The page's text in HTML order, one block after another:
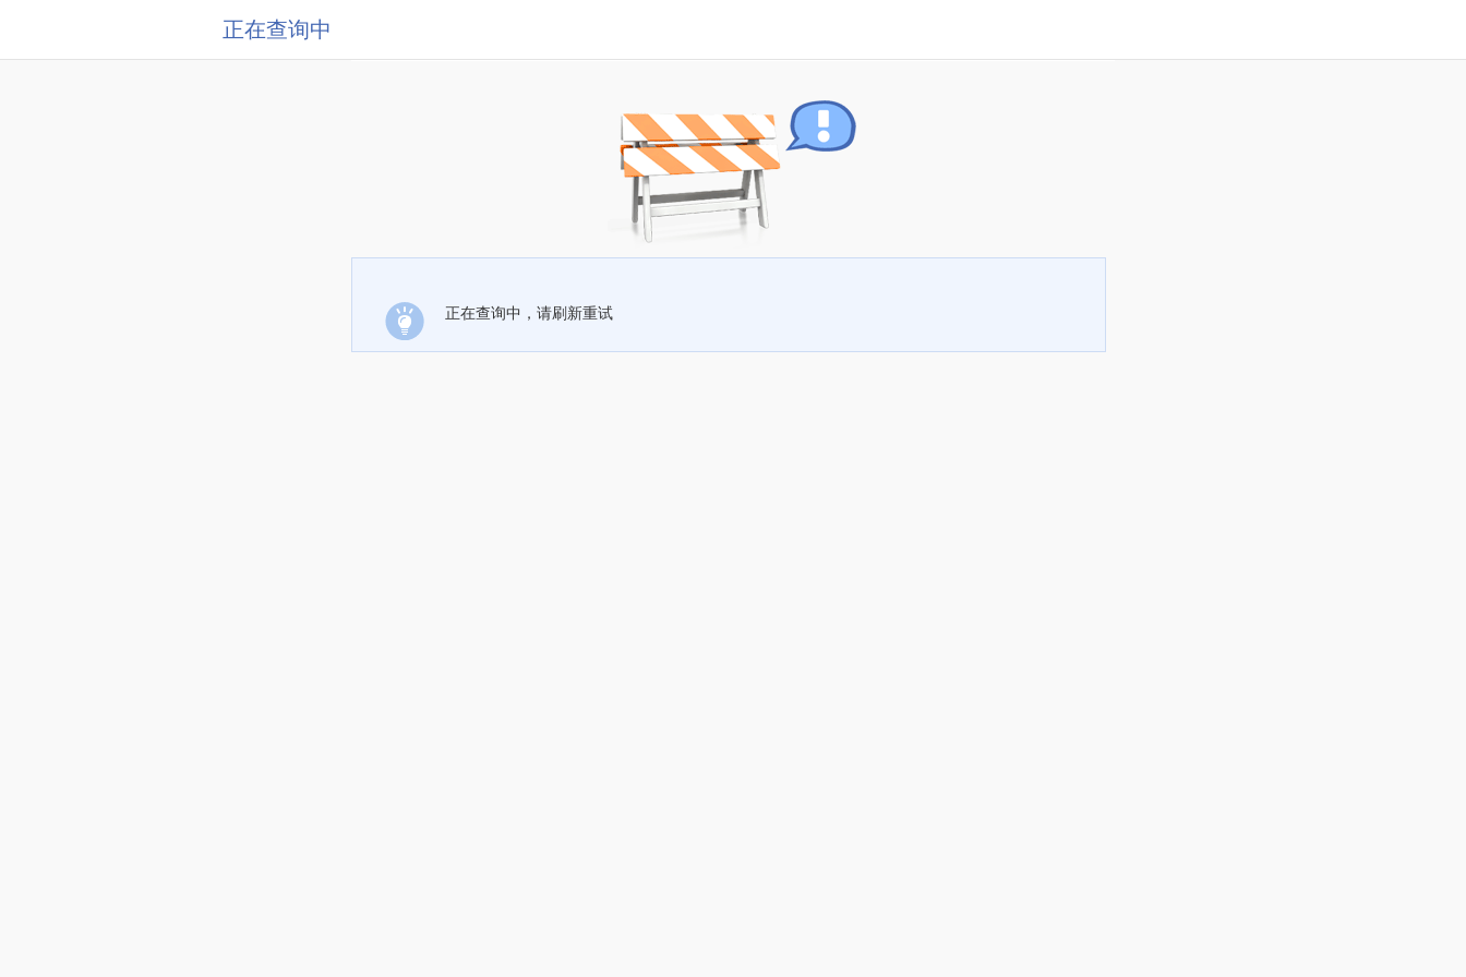
正在查询中
正在查询中，请刷新重试